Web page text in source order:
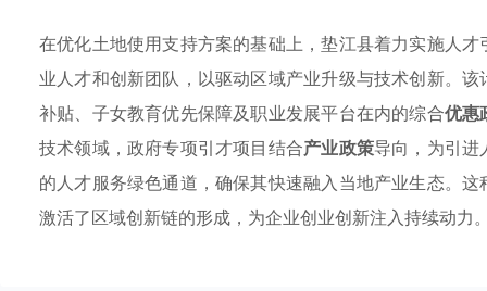
在优化土地使用支持方案的基础上，垫江县着力实施人
业人才和创新团队，以驱动区域产业升级与技术创新。该
补贴、子女教育优先保障及职业发展平台在内的综合优惠
技术领域，政府专项引才项目结合产业政策导向，为引进
的人才服务绿色通道，确保其快速融入当地产业生态。
激活了区域创新链的形成，为企业创业创新注入持续动力